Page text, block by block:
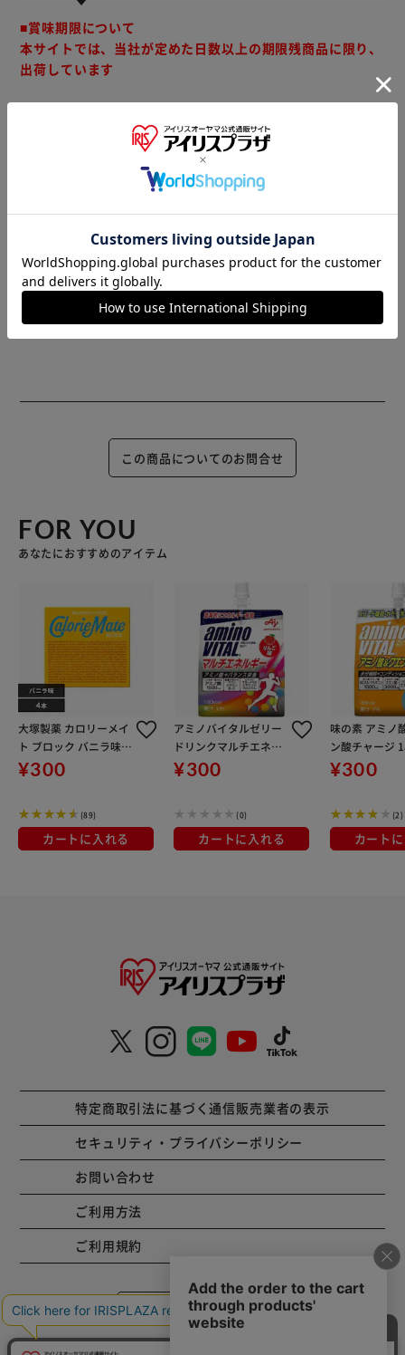
■賞味期限について
本サイトでは、当社が定めた日数以上の期限残商品に限り、
出荷しています
※製品は予告なく仕様を変更する場合がございます。あらか
じめご了承ください。
までお時間を頂く場合がございます。
また、商品がメーカーにて完売となっていた場合、キャンセ
ル又は注文内容の変更をお願いいたしております。
予めご了承くださいますようお願いいたします。
この商品についてのお問合せ
FOR YOU
あなたにおすすめのアイテム
大塚製薬 カロリーメイ
ト ブロック バニラ味 4
本
¥300
(89)
カートに入れる
アミノバイタルゼリー
ドリンクマルチエネル
ギー
¥300
(0)
カートに入れる
味の素 アミノ
ン酸チャージ
¥300
(2)
カート
特定商取引法に基づく通信販売業者の表示
セキュリティ・プライバシーポリシー
お問い合わせ
ご利用方法
ご利用規約
コーポレートサイト